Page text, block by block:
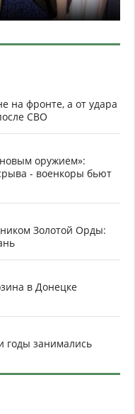
на фронте, а от удара
СВО
оружием»:
- военкоры бьют
Золотой Орды:
в Донецке
годы занимались